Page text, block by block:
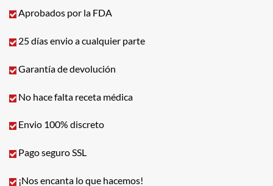
Aprobados por la FDA
25 días envio a cualquier parte
Garantía de devolución
No hace falta receta médica
Envio 100% discreto
Pago seguro SSL
¡Nos encanta lo que hacemos!